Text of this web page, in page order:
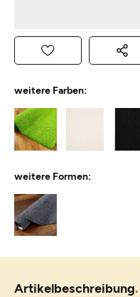
weitere Farben:
weitere Formen:
Artikelbeschreibung